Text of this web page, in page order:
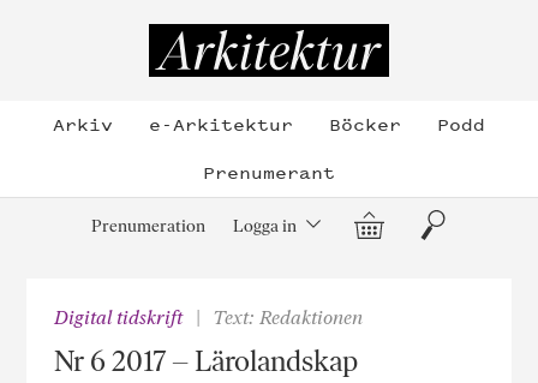
Arkiv e-Arkitektur Böcker
Podd
Prenumerant
Prenumeration Logga in Varukorg
Sök
Digital tidskrift Text: Redaktionen
Nr 6 2017 – Lärolandskap